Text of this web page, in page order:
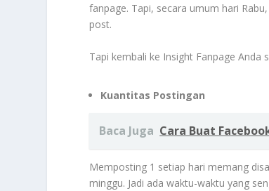
fanpage. Tapi, secara umum hari
post.
Tapi kembali ke Insight Fanpage Anda
Kuantitas Postingan
Baca Juga Cara Buat
Memposting 1 setiap hari memang
minggu. Jadi ada waktu-waktu yang